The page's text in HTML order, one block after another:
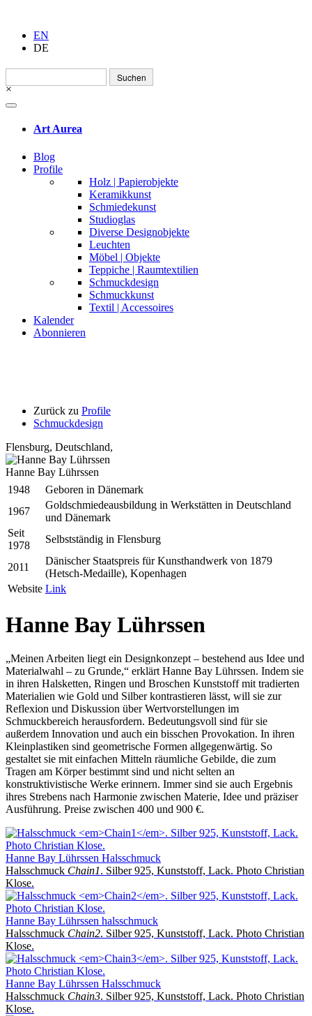
EN
DE
Suchen
nach:
×
Art Aurea
Blog
Profile
Holz | Papierobjekte
Keramikkunst
Schmiedekunst
Studioglas
Diverse Designobjekte
Leuchten
Möbel | Objekte
Teppiche | Raumtextilien
Schmuckdesign
Schmuckkunst
Textil | Accessoires
Kalender
Abonnieren
Zurück zu Profile
Schmuckdesign
Flensburg, Deutschland,
Hanne Bay Lührssen
1948
Geboren in Dänemark
1967
Goldschmiedeausbildung in Werkstätten in Deutschland
und Dänemark
Seit
1978
Selbstständig in Flensburg
2011
Dänischer Staatspreis für Kunsthandwerk von 1879
(Hetsch-Medaille), Kopenhagen
Website Link
Hanne Bay Lührssen
„Meinen Arbeiten liegt ein Designkonzept – bestehend aus Idee und
Materialwahl – zu Grunde,“ erklärt Hanne Bay Lührssen. Indem sie
in ihren Halsketten, Ringen und Broschen ­Kunststoff mit tradierten
Materialien wie Gold und Silber kontrastieren lässt, will sie zur
Reflexion und Diskussion über Wertvorstellungen im
Schmuckbereich herausfordern. Bedeutungsvoll sind für sie
außerdem Innovation und auch ein bisschen Provokation. In ihren
Kleinplastiken sind geometrische Formen allgegenwärtig. So
gestaltet sie mit einfachen Mitteln räumliche Gebilde, die zum
Tragen am Körper bestimmt sind und nicht selten an
konstruktivistische Werke erinnern. Immer sind sie auch Ergebnis
ihres Strebens nach Harmonie zwischen Materie, Idee und präziser
Ausführung. Preise zwischen 400 und 900 €.
Hanne Bay Lührssen Halsschmuck
Halsschmuck Chain1. Silber 925, Kunststoff, Lack. Photo Christian
Klose.
Hanne Bay Lührssen halsschmuck
Halsschmuck Chain2. Silber 925, Kunststoff, Lack. Photo Christian
Klose.
Hanne Bay Lührssen Halsschmuck
Halsschmuck Chain3. Silber 925, Kunststoff, Lack. Photo Christian
Klose.